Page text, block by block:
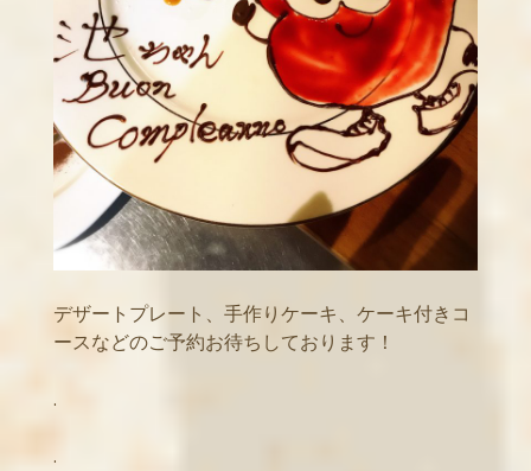
デザートプレート、手作りケーキ、ケーキ付きコ
ースなどのご予約お待ちしております！
.
.